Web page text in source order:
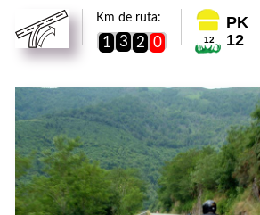
Km de ruta:
1 3 2 0 12
PK
12